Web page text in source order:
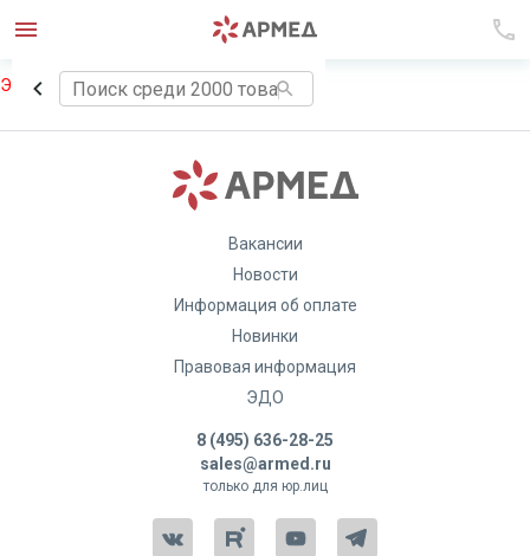
Элемент не найден!
Вакансии
Новости
Информация об оплате
Новинки
Правовая информация
ЭДО
8 (495) 636-28-25
sales@armed.ru
только для юр.лиц